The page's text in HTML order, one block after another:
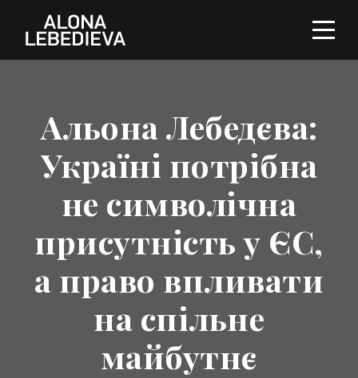
Альона Лебедєва:
Україні потрібна
не символічна
присутність у ЄС,
а право впливати
на спільне
майбутнє